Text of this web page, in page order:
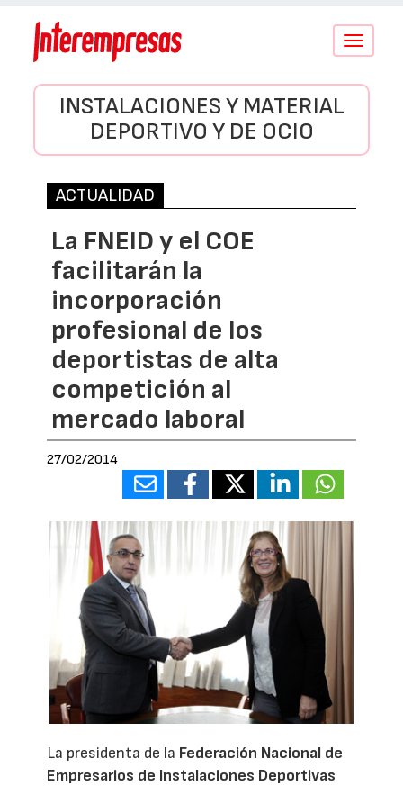
Conmutar
INSTALACIONES Y MATERIAL
DEPORTIVO Y DE OCIO
ACTUALIDAD
La FNEID y el COE
facilitarán la
incorporación
profesional de los
deportistas de alta
competición al
mercado laboral
27/02/2014
La presidenta de la Federación Nacional de
Empresarios de Instalaciones Deportivas